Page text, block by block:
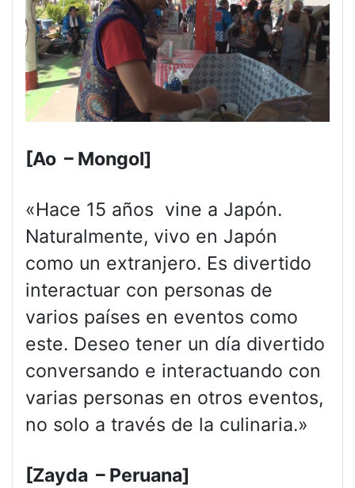
[Ao – Mongol]
«Hace 15 años vine a Japón.
Naturalmente, vivo en Japón
como un extranjero. Es divertido
interactuar con personas de
varios países en eventos como
este. Deseo tener un día divertido
conversando e interactuando con
varias personas en otros eventos,
no solo a través de la culinaria.»
[Zayda – Peruana]